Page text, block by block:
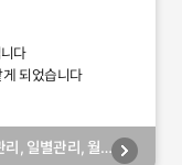
다
되었습니다
, 일별관리, 월